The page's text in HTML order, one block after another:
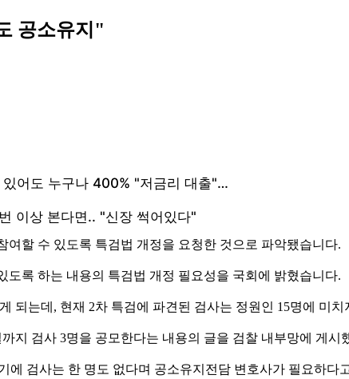
공소유지"
할 수 있도록 특검법 개정을 요청한 것으로 파악됐습니다.
록 하는 내용의 특검법 개정 필요성을 국회에 밝혔습니다.
되는데, 현재 2차 특검에 파견된 검사는 정원인 15명에 미치
지 검사 3명을 공모한다는 내용의 글을 검찰 내부망에 게시
검사는 한 명도 없다며 공소유지전담 변호사가 필요하다